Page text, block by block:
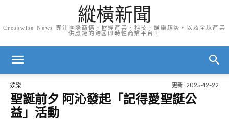
縱橫新聞
Crosswise News 專注國際商情、財經產業、科技、娛樂趨勢，以及全球產業
供應鏈的跨國即時性商業平台。
娛樂 更新: 2025-12-22
聖誕前夕 阿沁發起「記得愛聖誕公
益」活動